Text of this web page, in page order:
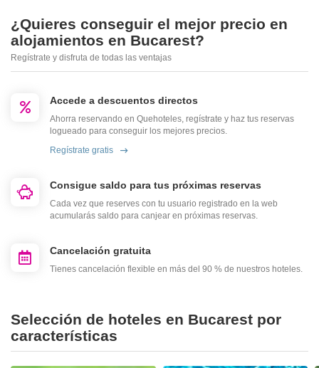
¿Quieres conseguir el mejor precio en
alojamientos en Bucarest?
Regístrate y disfruta de todas las ventajas
Accede a descuentos directos
Ahorra reservando en Quehoteles, regístrate y haz tus reservas
logueado para conseguir los mejores precios.
Regístrate gratis
Consigue saldo para tus próximas reservas
Cada vez que reserves con tu usuario registrado en la web
acumularás saldo para canjear en próximas reservas.
Cancelación gratuita
Tienes cancelación flexible en más del 90 % de nuestros hoteles.
Selección de hoteles en Bucarest por
características